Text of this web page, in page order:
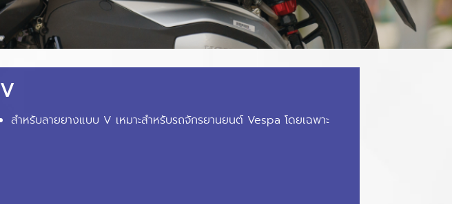
V
สำหรับลายยางแบบ V เหมาะสำหรับรถจักรยานยนต์ Vespa โดยเฉพาะ